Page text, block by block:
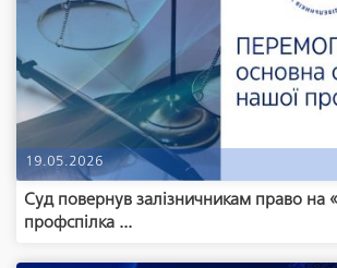
19.05.2026
Суд повернув залізничникам право на
профспілка ...